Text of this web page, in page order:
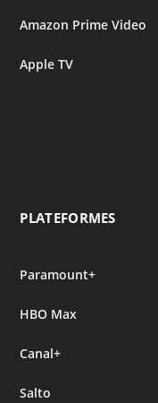
Amazon Prime Video
Apple TV
PLATEFORMES
Paramount+
HBO Max
Canal+
Salto